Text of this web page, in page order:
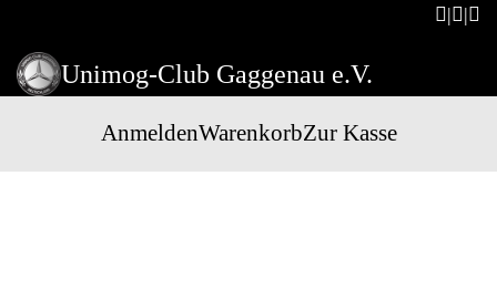
Unimog-Club Gaggenau e.V.
AnmeldenWarenkorbZur Kasse